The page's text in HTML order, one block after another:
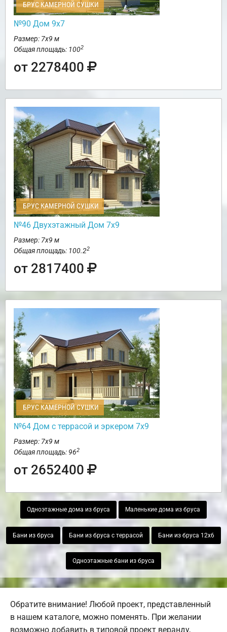
БРУС КАМЕРНОЙ СУШКИ
№90 Дом 9х7
Размер: 7х9 м
Общая площадь: 1002
от 2278400
БРУС КАМЕРНОЙ СУШКИ
№46 Двухэтажный Дом 7х9
Размер: 7х9 м
Общая площадь: 100.22
от 2817400
БРУС КАМЕРНОЙ СУШКИ
№64 Дом с террасой и эркером 7х9
Размер: 7х9 м
Общая площадь: 962
от 2652400
Одноэтажные дома из бруса Маленькие дома из бруса
Бани из бруса Бани из бруса с террасой Бани из бруса 12х6
Одноэтажные бани из бруса
Обратите внимание! Любой проект, представленный
в нашем каталоге, можно поменять. При желании
возможно добавить в типовой проект веранду,